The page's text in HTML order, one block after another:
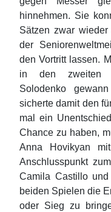
hinnehmen. Sie
Sätzen zwar
der
den Vortritt lassen.
in den zweiten
Solodenko
sicherte damit den
mal ein
Chance zu haben,
Anna Hovikyan
Anschlusspunkt
Camila Castillo
beiden Spielen die
oder Sieg zu